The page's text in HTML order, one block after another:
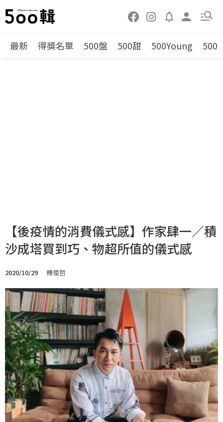
最新 得獎名單 500盤 500甜 500Young 500
【後疫情的消費儀式感】作家肆一／積
沙成塔買到巧、物超所值的儀式感
2020/10/29 釋俊哲